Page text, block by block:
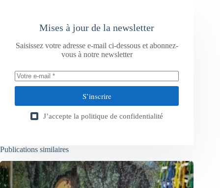
Mises à jour de la newsletter
Saisissez votre adresse e-mail ci-dessous et abonnez-
vous à notre newsletter
S’inscrire
J’accepte la politique de confidentialité
Publications similaires